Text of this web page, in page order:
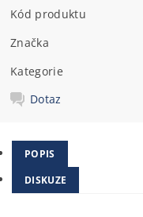
Kód produktu
Značka
Kategorie
Dotaz
POPIS
DISKUZE